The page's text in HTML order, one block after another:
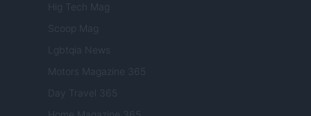
Hig Tech Mag
Scoop Mag
Lgbtqia News
Motors Magazine 365
Day Travel 365